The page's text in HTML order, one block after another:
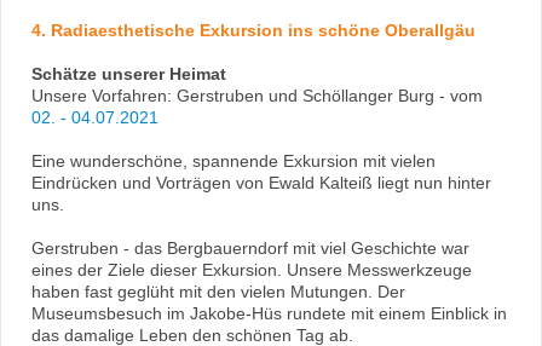
4. Radiaesthetische Exkursion ins schöne Oberallgäu
Schätze unserer Heimat
Unsere Vorfahren: Gerstruben und Schöllanger Burg - vom
02. - 04.07.2021
Eine wunderschöne, spannende Exkursion mit vielen
Eindrücken und Vorträgen von Ewald Kalteiß liegt nun hinter
uns.
Gerstruben - das Bergbauerndorf mit viel Geschichte war
eines der Ziele dieser Exkursion. Unsere Messwerkzeuge
haben fast geglüht mit den vielen Mutungen. Der
Museumsbesuch im Jakobe-Hüs rundete mit einem Einblick in
das damalige Leben den schönen Tag ab.